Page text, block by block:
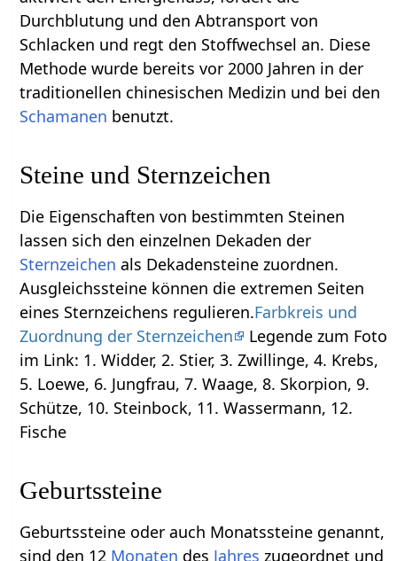
Durchblutung und den Abtransport von
Schlacken und regt den Stoffwechsel an. Diese
Methode wurde bereits vor 2000 Jahren in der
traditionellen chinesischen Medizin und bei den
Schamanen benutzt.
Steine und Sternzeichen
Die Eigenschaften von bestimmten Steinen
lassen sich den einzelnen Dekaden der
Sternzeichen als Dekadensteine zuordnen.
Ausgleichssteine können die extremen Seiten
eines Sternzeichens regulieren.Farbkreis und
Zuordnung der Sternzeichen
Legende zum Foto
im Link: 1. Widder, 2. Stier, 3. Zwillinge, 4. Krebs,
5. Loewe, 6. Jungfrau, 7. Waage, 8. Skorpion, 9.
Schütze, 10. Steinbock, 11. Wassermann, 12.
Fische
Geburtssteine
Geburtssteine oder auch Monatssteine genannt,
sind den 12 Monaten des Jahres zugeordnet und